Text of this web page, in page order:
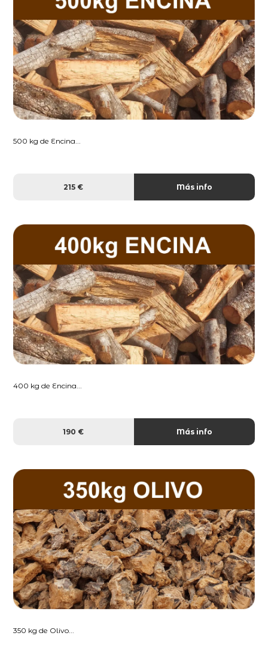
500 kg de Encina...
215 € Más info
400 kg de Encina...
190 € Más info
350 kg de Olivo...